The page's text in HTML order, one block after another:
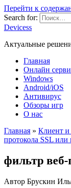
Перейти к
Search for:
Devicess
Актуальные
Главная
Онлайн
Windows
Android/iOS
Антивирус
Обзоры игр
О нас
Главная » Клиент и
протокола SSL
фильтр веб-
Автор Брускин